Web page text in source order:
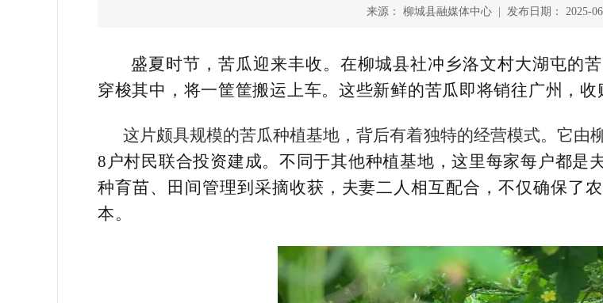
来源： 柳城县融媒体中心 | 发布日期： 2025-
盛夏时节，苦瓜迎来丰收。在柳城县社冲乡洛文村大湖屯的
穿梭其中，将一筐筐搬运上车。这些新鲜的苦瓜即将销往广州，收
这片颇具规模的苦瓜种植基地，背后有着独特的经营模式。它由
8户村民联合投资建成。不同于其他种植基地，这里每家每户都是
种育苗、田间管理到采摘收获，夫妻二人相互配合，不仅确保了
本。